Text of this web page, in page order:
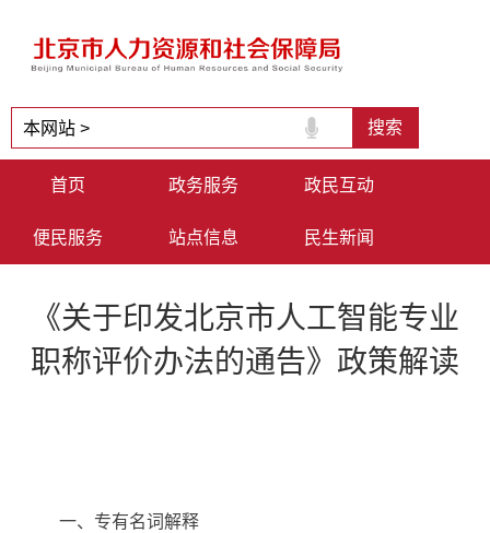
首页 政务服务 政民互动
便民服务 站点信息 民生新闻
《关于印发北京市人工智能专业
职称评价办法的通告》政策解读
一、专有名词解释